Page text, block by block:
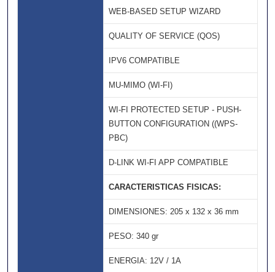
WEB-BASED SETUP WIZARD
QUALITY OF SERVICE (QOS)
IPV6 COMPATIBLE
MU-MIMO (WI-FI)
WI-FI PROTECTED SETUP - PUSH-
BUTTON CONFIGURATION ((WPS-
PBC)
D-LINK WI-FI APP COMPATIBLE
CARACTERISTICAS FISICAS:
DIMENSIONES: 205 x 132 x 36 mm
PESO: 340 gr
ENERGIA: 12V / 1A